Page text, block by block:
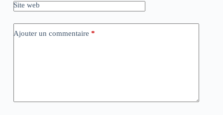
Site web
Ajouter un commentaire *